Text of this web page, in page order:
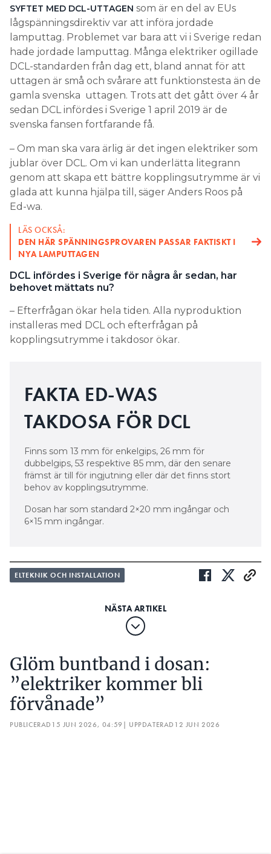
SYFTET MED DCL-UTTAGEN som är en del av EUs
lågspänningsdirektiv var att införa jordade
lamputtag. Problemet var bara att vi i Sverige redan
hade jordade lamputtag. Många elektriker ogillade
DCL-standarden från dag ett, bland annat för att
uttagen är små och svårare att funktionstesta än de
gamla svenska uttagen. Trots att det gått över 4 år
sedan DCL infördes i Sverige 1 april 2019 är de
svenska fansen fortfarande få.
– Om man ska vara ärlig är det ingen elektriker som
jublar över DCL. Om vi kan underlätta litegrann
genom att skapa ett bättre kopplingsutrymme är vi
glada att kunna hjälpa till, säger Anders Roos på
Ed-wa.
LÄS OCKSÅ:
DEN HÄR SPÄNNINGSPROVAREN PASSAR FAKTISKT I
NYA LAMPUTTAGEN
DCL infördes i Sverige för några år sedan, har
behovet mättats nu?
– Efterfrågan ökar hela tiden. Alla nyproduktion
installeras med DCL och efterfrågan på
kopplingsutrymme i takdosor ökar.
FAKTA ED-WAS
TAKDOSA FÖR DCL
Finns som 13 mm för enkelgips, 26 mm för
dubbelgips, 53 respektive 85 mm, där den senare
främst är till för ingjutning eller där det finns stort
behov av kopplingsutrymme.
Dosan har som standard 2×20 mm ingångar och
6×15 mm ingångar.
ELTEKNIK OCH INSTALLATION
Glöm buntband i dosan:
”elektriker kommer bli
förvånade”
PUBLICERAD 15 JUN 2026, 04:59 | UPPDATERAD 12 JUN 2026